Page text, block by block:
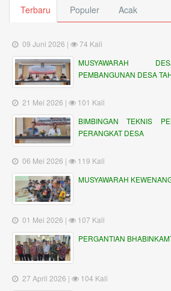
Terbaru Populer Acak
09 Juni 2026 |
74 Kali
MUSYAWARAH
PEMBANGUNAN DESA
21 Mei 2026 |
101 Kali
BIMBINGAN TEKNIS
PERANGKAT DESA
06 Mei 2026 |
119 Kali
MUSYAWARAH
01 Mei 2026 |
107 Kali
PERGANTIAN
27 April 2026 |
104 Kali